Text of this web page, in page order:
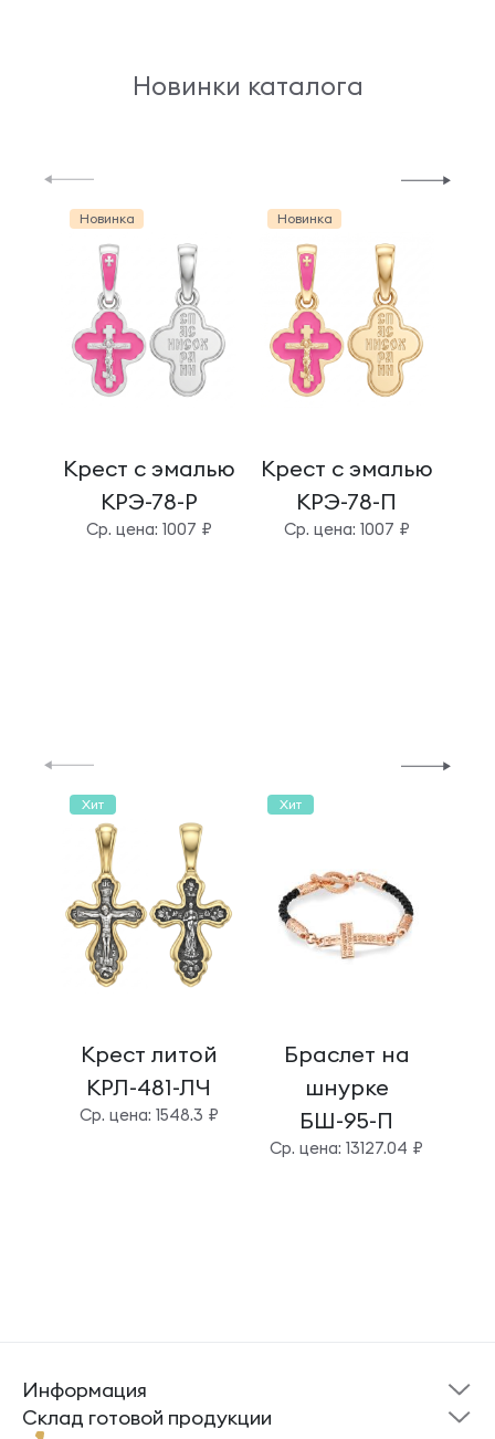
Новинки каталога
Новинка
Крест с эмалью
КРЭ-78-Р
Cр. цена: 1007 ₽
Новинка
Крест с эмалью
КРЭ-78-П
Cр. цена: 1007 ₽
Хит
Крест литой
КРЛ-481-ЛЧ
Cр. цена: 1548.3 ₽
Хит
Браслет на
шнурке
БШ-95-П
Cр. цена: 13127.04 ₽
Информация
Склад готовой
продукции
Помощь
Cклад готовой продукции
Кресты Ложки